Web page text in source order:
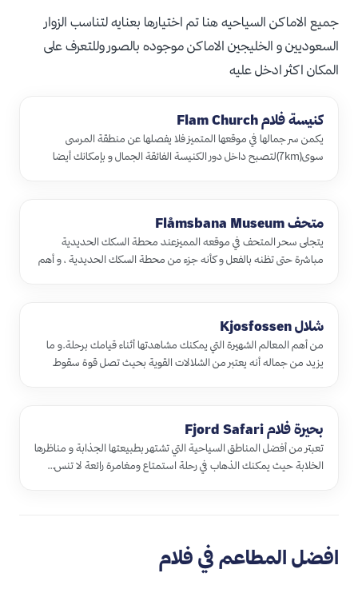
جميع الاماكن السياحيه هنا تم اختيارها بعنايه لتناسب الزوار
السعوديين و الخليجين الاماكن موجوده بالصور وللتعرف على
المكان اكثر ادخل عليه
كنيسة فلام Flam Church
يكمن سر جمالها في موقعها المتميز فلا يفصلها عن منطقة المرسى
سوى(7km)لتصبح داخل دور الكنيسة الفائقة الجمال و بإمكانك أيضا
متحف Flåmsbana Museum
يتجلى سحر المتحف في موقعه المميزعند محطة السكك الحديدية
مباشرة حتى تظنه بالفعل و كأنه جزء من محطة السكك الحديدية ، و أهم
شلال Kjosfossen
من أهم المعالم الشهيرة التي يمكنك مشاهدتها أثناء قيامك برحلة.و ما
يزيد من جماله أنه يعتبر من الشلالات القوية بحيث تصل قوة سقوط
بحيرة فلام Fjord Safari
تعبتر من أفضل المناطق السياحية التي تشتهر بطبيعتها الجذابة و مناظرها
الخلابة حيث يمكنك الذهاب في رحلة استمتاع ومغامرة رائعة لا تنس…
افضل المطاعم في فلام